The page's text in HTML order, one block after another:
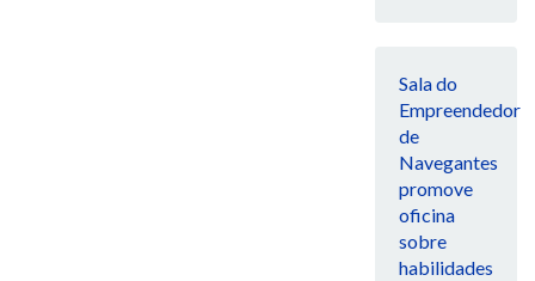
Sala do
Empreendedor
de
Navegantes
promove
oficina
sobre
habilidades